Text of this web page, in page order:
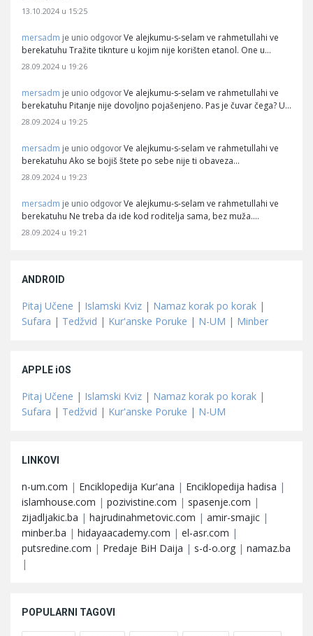
13.10.2024 u 15:25
mersadm je unio odgovor Ve alejkumu-s-selam ve rahmetullahi ve
berekatuhu Tražite tiknture u kojim nije korišten etanol. One u…
28.09.2024 u 19:26
mersadm je unio odgovor Ve alejkumu-s-selam ve rahmetullahi ve
berekatuhu Pitanje nije dovoljno pojašenjeno. Pas je čuvar čega? U…
28.09.2024 u 19:25
mersadm je unio odgovor Ve alejkumu-s-selam ve rahmetullahi ve
berekatuhu Ako se bojiš štete po sebe nije ti obaveza…
28.09.2024 u 19:23
mersadm je unio odgovor Ve alejkumu-s-selam ve rahmetullahi ve
berekatuhu Ne treba da ide kod roditelja sama, bez muža.…
28.09.2024 u 19:21
ANDROID
Pitaj Učene | Islamski Kviz | Namaz korak po korak |
Sufara | Tedžvid | Kur'anske Poruke | N-UM | Minber
APPLE iOS
Pitaj Učene | Islamski Kviz | Namaz korak po korak |
Sufara | Tedžvid | Kur'anske Poruke | N-UM
LINKOVI
n-um.com | Enciklopedija Kur'ana | Enciklopedija hadisa |
islamhouse.com | pozivistine.com | spasenje.com |
zijadljakic.ba | hajrudinahmetovic.com | amir-smajic |
minber.ba | hidayaacademy.com | el-asr.com |
putsredine.com | Predaje BiH Daija | s-d-o.org | namaz.ba
|
POPULARNI TAGOVI